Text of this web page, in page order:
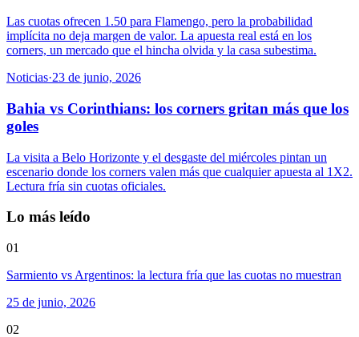
Las cuotas ofrecen 1.50 para Flamengo, pero la probabilidad
implícita no deja margen de valor. La apuesta real está en los
corners, un mercado que el hincha olvida y la casa subestima.
Noticias·23 de junio, 2026
Bahia vs Corinthians: los corners gritan más que los
goles
La visita a Belo Horizonte y el desgaste del miércoles pintan un
escenario donde los corners valen más que cualquier apuesta al 1X2.
Lectura fría sin cuotas oficiales.
Lo más leído
01
Sarmiento vs Argentinos: la lectura fría que las cuotas no muestran
25 de junio, 2026
02